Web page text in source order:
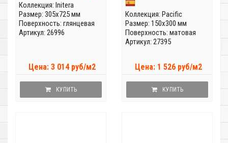
Коллекция: Initera
Размер: 305x725 мм
Поверхность: глянцевая
Артикул: 26996
Цена: 3 014 руб/м2
КУПИТЬ
Коллекция: Pacific
Размер: 150x300 мм
Поверхность: матовая
Артикул: 27395
Цена: 1 526 руб/м2
КУПИТЬ